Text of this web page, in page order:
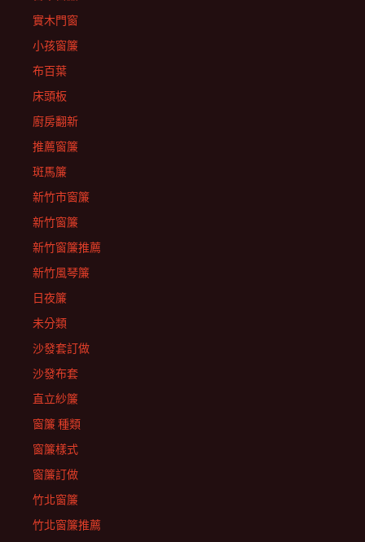
實木門窗
小孩窗簾
布百葉
床頭板
廚房翻新
推薦窗簾
斑馬簾
新竹市窗簾
新竹窗簾
新竹窗簾推薦
新竹風琴簾
日夜簾
未分類
沙發套訂做
沙發布套
直立紗簾
窗簾 種類
窗簾樣式
窗簾訂做
竹北窗簾
竹北窗簾推薦